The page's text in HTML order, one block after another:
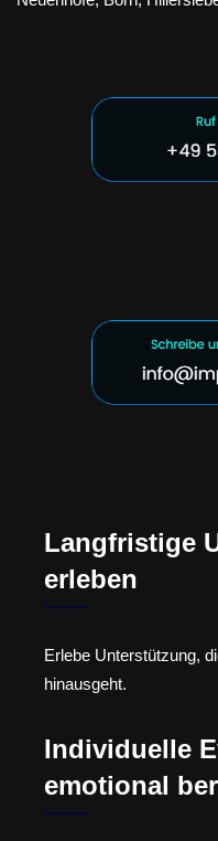
Langfristige
erleben
Erlebe Unterstützung,
hinausgeht.
Individuelle
emotional